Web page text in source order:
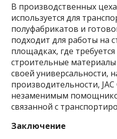
В производственных
используется для
полуфабрикатов и
подходит для работы на
площадках, где
строительные материалы
своей универсальности,
производительности, JAC
незаменимым
связанной с
Заключение